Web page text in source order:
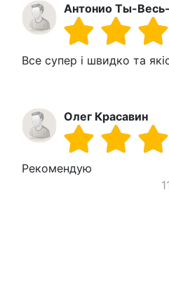
Антонио Ты-
Все супер і швидко та
Олег Красавин
Рекомендую